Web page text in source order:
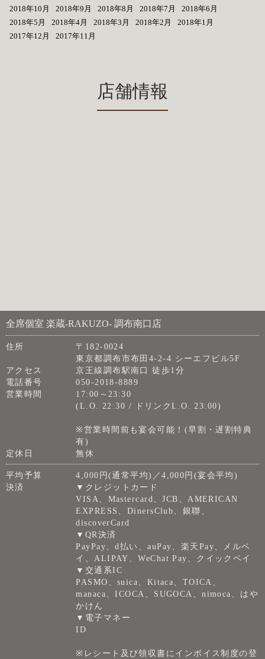
2018年10月
2018年9月 2018年8月 2018年7月
2018年6月
2018年5月
2018年4月 2018年3月 2018年2月
2018年1月
2017年12月
2017年11月
店舗情報
全席個室 楽蔵‐RAKUZO‐ 調布南口店
住所
〒182-0024
東京都調布市布田4-2-4 シーエフビル5F
アクセス
京王線調布駅南口 徒歩1分
電話番号
050-2018-8889
営業時間
17:00～23:30
(L.O. 22:30 / ドリンクL.O. 23:00)
※営業時間前も宴会可能！(早割・遅割特典
有)
定休日
無休
平均予算
4,000円(通常平均)／4,000円(宴会平均)
決済
▼クレジットカード
VISA、Mastercard、JCB、AMERICAN
EXPRESS、DinersClub、銀聯、
discoverCard
▼QR決済
PayPay、d払い、auPay、楽天Pay、メルペ
イ、ALIPAY、WeChat Pay、クイックペイ
▼交通系IC
PASMO、suica、Kitaca、TOICA、
manaca、ICOCA、SUGOCA、nimoca、はや
かけん
▼電子マネー
ID
※レシート及び領収書にインボイス制度の登